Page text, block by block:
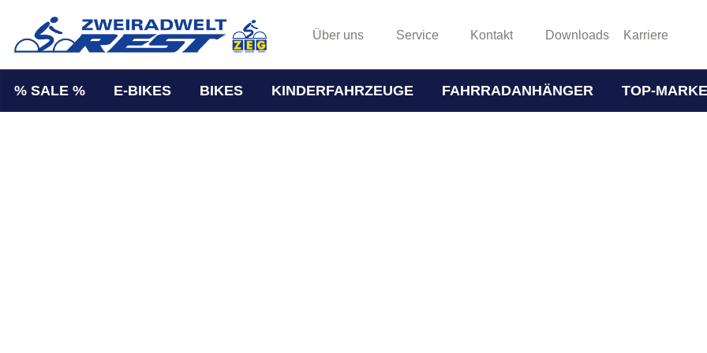
Über uns Service Kontakt Downloads Karriere
% SALE % E-BIKES BIKES KINDERFAHRZEUGE FAHRRADANHÄNGER TOP-